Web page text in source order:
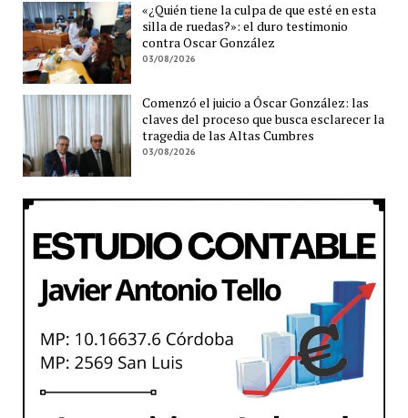
«¿Quién tiene la culpa de que esté en esta
silla de ruedas?»: el duro testimonio
contra Oscar González
03/08/2026
Comenzó el juicio a Óscar González: las
claves del proceso que busca esclarecer la
tragedia de las Altas Cumbres
03/08/2026